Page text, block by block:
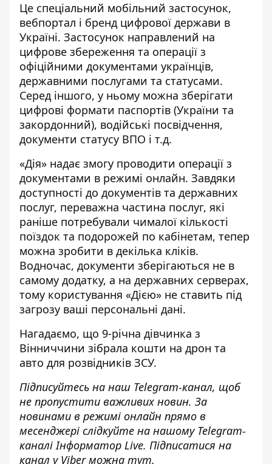
Це спеціальний мобільний застосунок,
вебпортал і бренд цифрової держави в
Україні. Застосунок направлений на
цифрове збереження та операції з
офіційними документами українців,
державними послугами та статусами.
Серед іншого, у ньому можна зберігати
цифрові формати паспортів (України та
закордонний), водійські посвідчення,
документи статусу ВПО і т.д.
«Дія» надає змогу проводити операції з
документами в режимі онлайн. Завдяки
доступності до документів та державних
послуг, переважна частина послуг, які
раніше потребували чималої кількості
поїздок та подорожей по кабінетам, тепер
можна зробити в декілька кліків.
Водночас, документи зберігаються не в
самому додатку, а на державних серверах,
тому користування «Дією» не ставить під
загрозу ваші персональні дані.
Нагадаємо, що 9-річна дівчинка з
Вінниччини зібрала кошти на дрон та
авто для розвідників ЗСУ.
Підписуйтесь на наш Telegram-канал, щоб
не пропустити важливих новин. За
новинами в режимі онлайн прямо в
месенджері слідкуйте на нашому Telegram-
каналіІнформатор Live. Підписатися на
канал у Viber можна тут.